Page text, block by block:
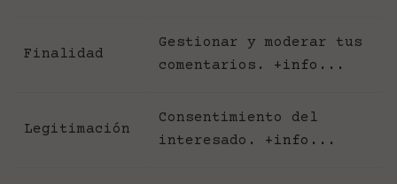
Finalidad
Gestionar y moderar tus
comentarios. +info...
Legitimación
Consentimiento del
interesado. +info...